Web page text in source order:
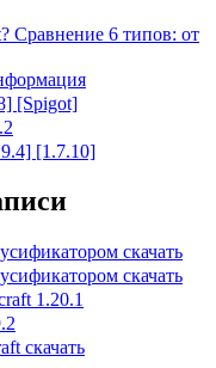
Сравнение 6 типов: от
[Spigot]
[1.7.10]
скачать
скачать
1.20.1
скачать